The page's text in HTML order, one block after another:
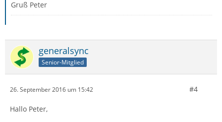
Gruß Peter
generalsync
Senior-Mitglied
26. September 2016 um 15:42 #4
Hallo Peter,